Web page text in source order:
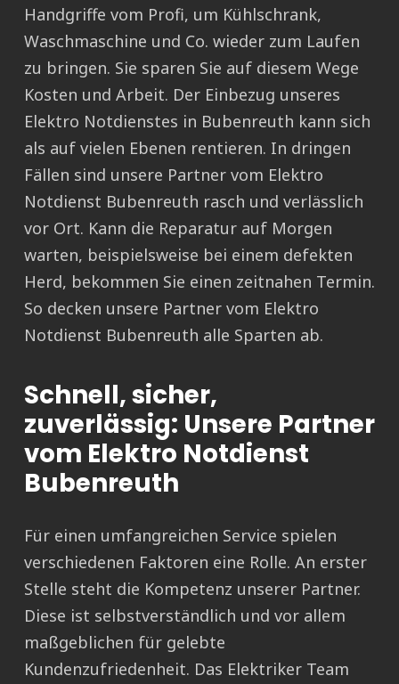
Handgriffe vom Profi, um Kühlschrank,
Waschmaschine und Co. wieder zum Laufen
zu bringen. Sie sparen Sie auf diesem Wege
Kosten und Arbeit. Der Einbezug unseres
Elektro Notdienstes in Bubenreuth kann sich
als auf vielen Ebenen rentieren. In dringen
Fällen sind unsere Partner vom Elektro
Notdienst Bubenreuth rasch und verlässlich
vor Ort. Kann die Reparatur auf Morgen
warten, beispielsweise bei einem defekten
Herd, bekommen Sie einen zeitnahen Termin.
So decken unsere Partner vom Elektro
Notdienst Bubenreuth alle Sparten ab.
Schnell, sicher,
zuverlässig: Unsere Partner
vom Elektro Notdienst
Bubenreuth
Für einen umfangreichen Service spielen
verschiedenen Faktoren eine Rolle. An erster
Stelle steht die Kompetenz unserer Partner.
Diese ist selbstverständlich und vor allem
maßgeblichen für gelebte
Kundenzufriedenheit. Das Elektriker Team